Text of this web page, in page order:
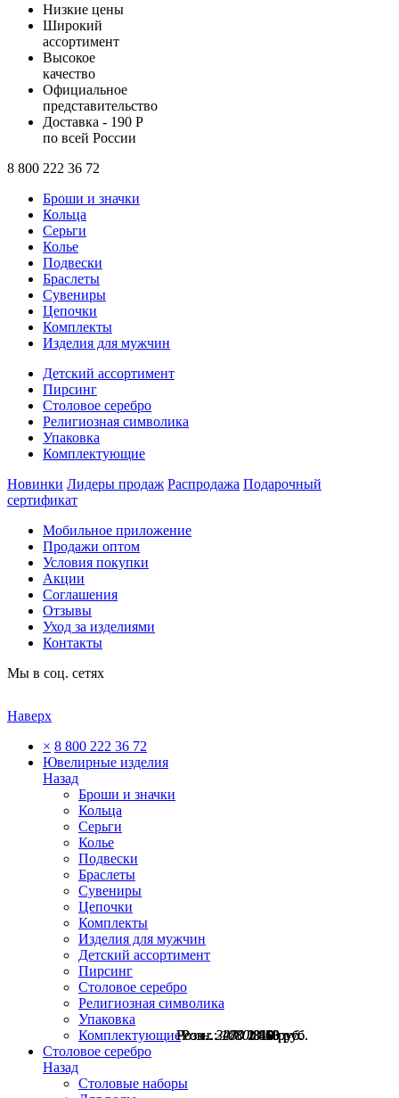
Розн.:2480 1 860руб.
Розн.:3270 2 453руб.
Розн.:1080 810руб.
Розн.:1080 810руб.
Низкие цены
Широкий
ассортимент
Высокое
качество
Официальное
представительство
Доставка - 190 Р
по всей России
8 800 222 36 72
Броши и значки
Кольца
Серьги
Колье
Подвески
Браслеты
Сувениры
Цепочки
Комплекты
Изделия для мужчин
Детский ассортимент
Пирсинг
Столовое серебро
Религиозная символика
Упаковка
Комплектующие
Новинки Лидеры продаж Распродажа Подарочный
сертификат
Мобильное приложение
Продажи оптом
Условия покупки
Акции
Соглашения
Отзывы
Уход за изделиями
Контакты
Мы в соц. сетях
Наверх
× 8 800 222 36 72
Ювелирные изделия
Назад
Броши и значки
Кольца
Серьги
Колье
Подвески
Браслеты
Сувениры
Цепочки
Комплекты
Изделия для мужчин
Детский ассортимент
Пирсинг
Столовое серебро
Религиозная символика
Упаковка
Комплектующие
Столовое серебро
Назад
Столовые наборы